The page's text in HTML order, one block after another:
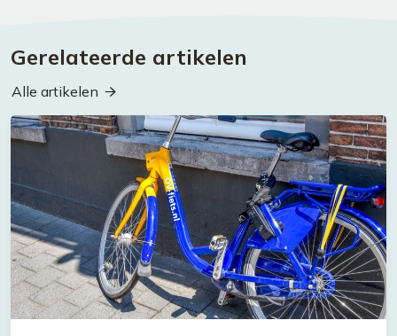
Gerelateerde artikelen
Alle artikelen